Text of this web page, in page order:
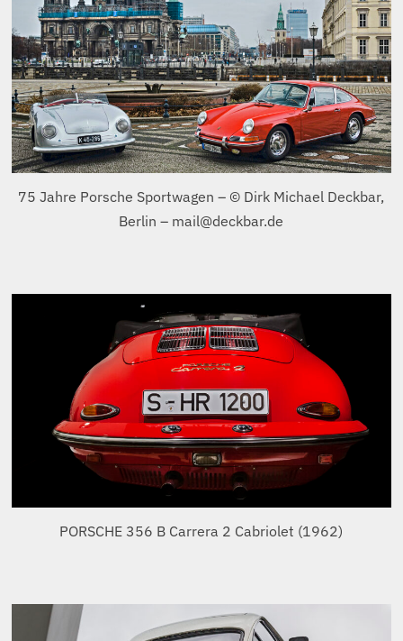
PORSCHE 356 B Carrera 2 Cabriolet (1962)
PORSCHE Carrera 911 – Der unsterbliche Klassiker in
immer neuen Variationen.
PORSCHE Carrera 911 classic